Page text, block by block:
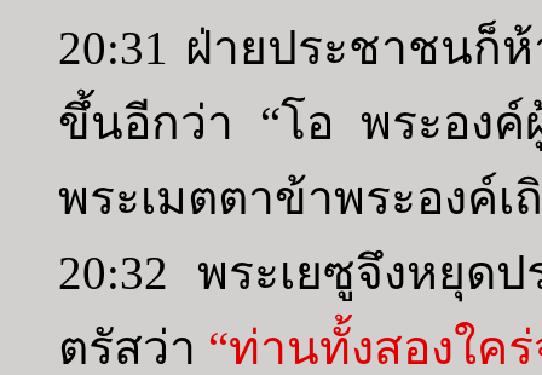
20:31 ฝ่ายประชาชนก็ห้
ขึ้นอีกว่า “โอ พระองค์
พระเมตตาข้าพระองค์เ
20:32 พระเยซูจึงหยุด
ตรัสว่า “ท่านทั้งสองใค